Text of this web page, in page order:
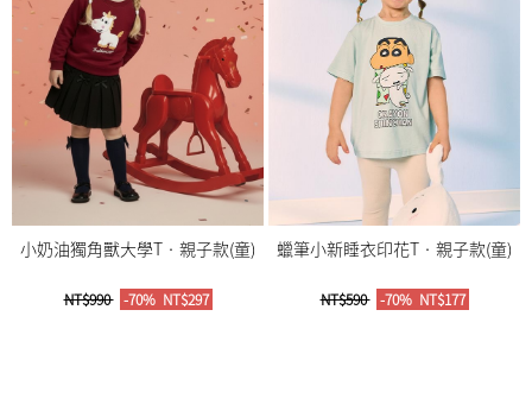
小奶油獨角獸大學T‧親子款(童)
NT$990 -70% NT$297
蠟筆小新睡衣印花T‧親子款(童)
NT$590 -70% NT$177